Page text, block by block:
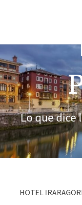
Lo que dice
HOTEL